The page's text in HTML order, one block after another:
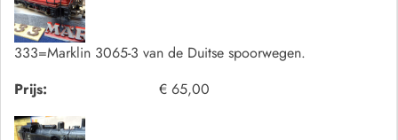
333=Marklin 3065-3 van de Duitse spoorwegen.
Prijs:
€ 65,00